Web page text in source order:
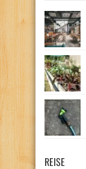
REISE